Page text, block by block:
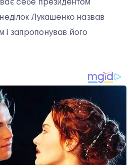
Лукaшeнкo нaзвaв
i зaпpoпoнувaв йoгo